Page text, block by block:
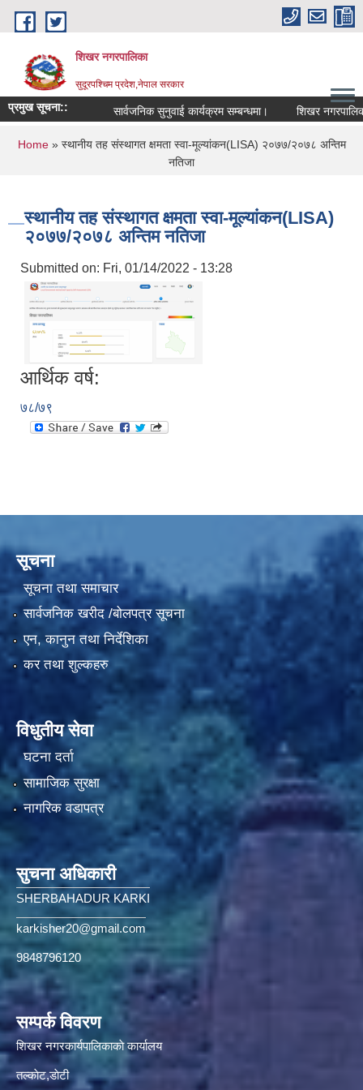
Skip to main content
शिखर नगरपालिका
सुदूरपश्चिम प्रदेश,नेपाल सरकार
प्रमुख सूचना:: सार्वजनिक सुनुवाई कार्यक्रम सम्बन्धमा। शिखर
You are here
Home» स्थानीय तह संस्थागत क्षमता स्वा-मूल्यांकन(LISA) २०७७/२०७८ अन्तिम
नतिजा
स्थानीय तह संस्थागत क्षमता स्वा-मूल्यांकन(LISA)
२०७७/२०७८ अन्तिम नतिजा
Submitted on: Fri, 01/14/2022 - 13:28
आर्थिक वर्ष:
७८/७९
सूचना
सूचना तथा समाचार
सार्वजनिक खरीद /बोलपत्र सूचना
एन, कानुन तथा निर्देशिका
कर तथा शुल्कहरु
विधुतीय सेवा
घटना दर्ता
सामाजिक सुरक्षा
नागरिक वडापत्र
सुचना अधिकारी
SHERBAHADUR KARKI
karkisher20@gmail.com
9848796120
सम्पर्क विवरण
शिखर नगरकार्यपालिकाकाे कार्यालय
तल्काेट,डाेटी